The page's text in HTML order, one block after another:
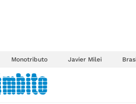
Monotributo Javier Milei